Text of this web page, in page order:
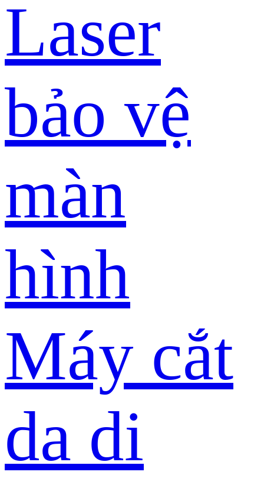
Laser
bảo vệ
màn
hình
Máy cắt
da di